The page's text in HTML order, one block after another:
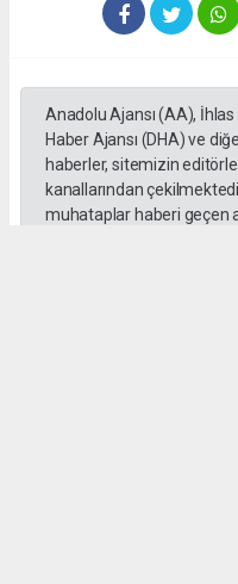
Anadolu Ajansı (AA),
Haber Ajansı (DHA) ve
haberler, sitemizin
kanallarından
muhataplar haberi geçen